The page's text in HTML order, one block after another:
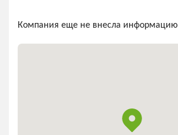
Компания еще не внесла информацию